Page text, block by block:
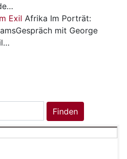
Exil Afrika Im Porträt:
mit George
Finden